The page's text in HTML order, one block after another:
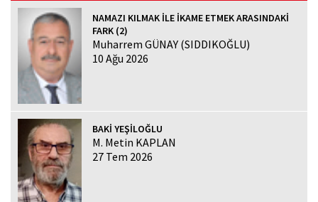
NAMAZI KILMAK İLE İKAME ETMEK ARASINDAKİ
FARK (2)
Muharrem GÜNAY (SIDDIKOĞLU)
10 Ağu 2026
BAKİ YEŞİLOĞLU
M. Metin KAPLAN
27 Tem 2026